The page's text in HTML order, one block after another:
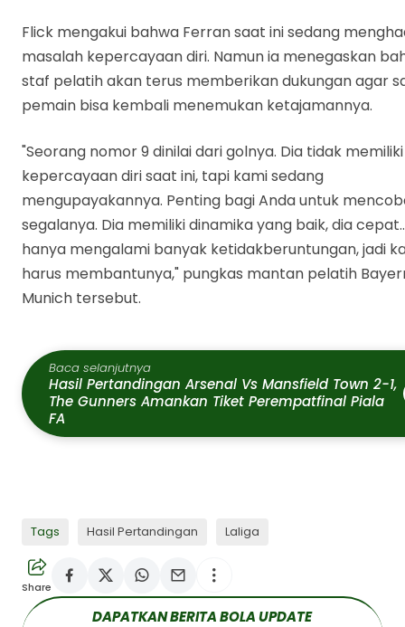
Flick mengakui bahwa Ferran saat ini sedang
masalah kepercayaan diri. Namun ia menegaskan
staf pelatih akan terus memberikan dukungan agar
pemain bisa kembali menemukan ketajamannya.
"Seorang nomor 9 dinilai dari golnya. Dia tidak memiliki
kepercayaan diri saat ini, tapi kami sedang
mengupayakannya. Penting bagi Anda untuk
segalanya. Dia memiliki dinamika yang baik, dia
hanya mengalami banyak ketidakberuntungan, jadi
harus membantunya," pungkas mantan pelatih
Munich tersebut.
Baca selanjutnya
Hasil Pertandingan Arsenal Vs Mansfield Town 2-1,
The Gunners Amankan Tiket Perempatfinal Piala
FA
Tags Hasil Pertandingan Laliga
Share
Barcelona Vs Athletic
Dampak Besar Pedri
Berita Sepak Bola Terkini
Musim 2025-2026 - Sepak-
Bola.id
DAPATKAN BERITA BOLA UPDATE